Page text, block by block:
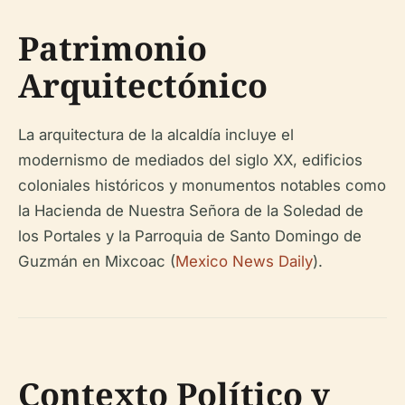
Patrimonio
Arquitectónico
La arquitectura de la alcaldía incluye el
modernismo de mediados del siglo XX, edificios
coloniales históricos y monumentos notables como
la Hacienda de Nuestra Señora de la Soledad de
los Portales y la Parroquia de Santo Domingo de
Guzmán en Mixcoac (Mexico News Daily).
Contexto Político y